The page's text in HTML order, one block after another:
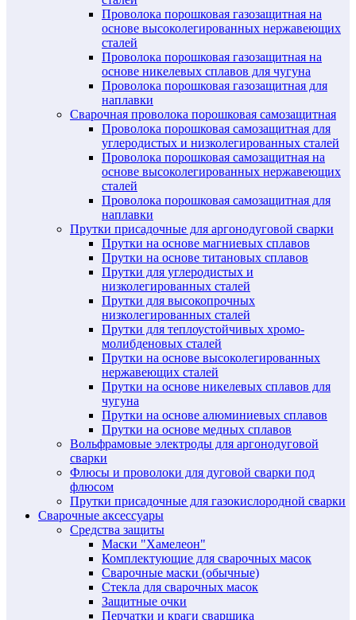
Проволока порошковая газозащитная на
основе высоколегированных нержавеющих
сталей
Проволока порошковая газозащитная на
основе никелевых сплавов для чугуна
Проволока порошковая газозащитная для
наплавки
Сварочная проволока порошковая самозащитная
Проволока порошковая самозащитная для
углеродистых и низколегированных сталей
Проволока порошковая самозащитная на
основе высоколегированных нержавеющих
сталей
Проволока порошковая самозащитная для
наплавки
Прутки присадочные для аргонодуговой сварки
Прутки на основе магниевых сплавов
Прутки на основе титановых сплавов
Прутки для углеродистых и
низколегированных сталей
Прутки для высокопрочных
низколегированных сталей
Прутки для теплоустойчивых хромо-
молибденовых сталей
Прутки на основе высоколегированных
нержавеющих сталей
Прутки на основе никелевых сплавов для
чугуна
Прутки на основе алюминиевых сплавов
Прутки на основе медных сплавов
Вольфрамовые электроды для аргонодуговой
сварки
Флюсы и проволоки для дуговой сварки под
флюсом
Прутки присадочные для газокислородной сварки
Сварочные аксессуары
Средства защиты
Маски "Хамелеон"
Комплектующие для сварочных масок
Сварочные маски (обычные)
Стекла для сварочных масок
Защитные очки
Перчатки и краги сварщика